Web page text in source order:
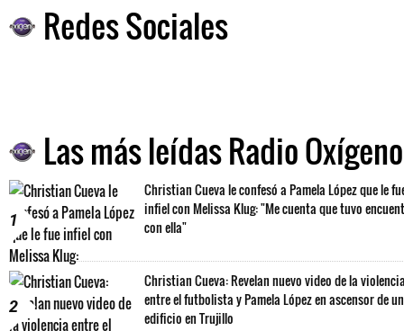
Redes Sociales
Las más leídas Radio Oxígeno
1
Christian Cueva le confesó a Pamela López que le
infiel con Melissa Klug: "Me cuenta que tuvo
con ella"
2
Christian Cueva: Revelan nuevo video de la
entre el futbolista y Pamela López en ascensor de un
edificio en Trujillo